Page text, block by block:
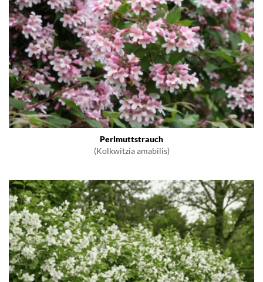
Perlmuttstrauch
(Kolkwitzia amabilis)